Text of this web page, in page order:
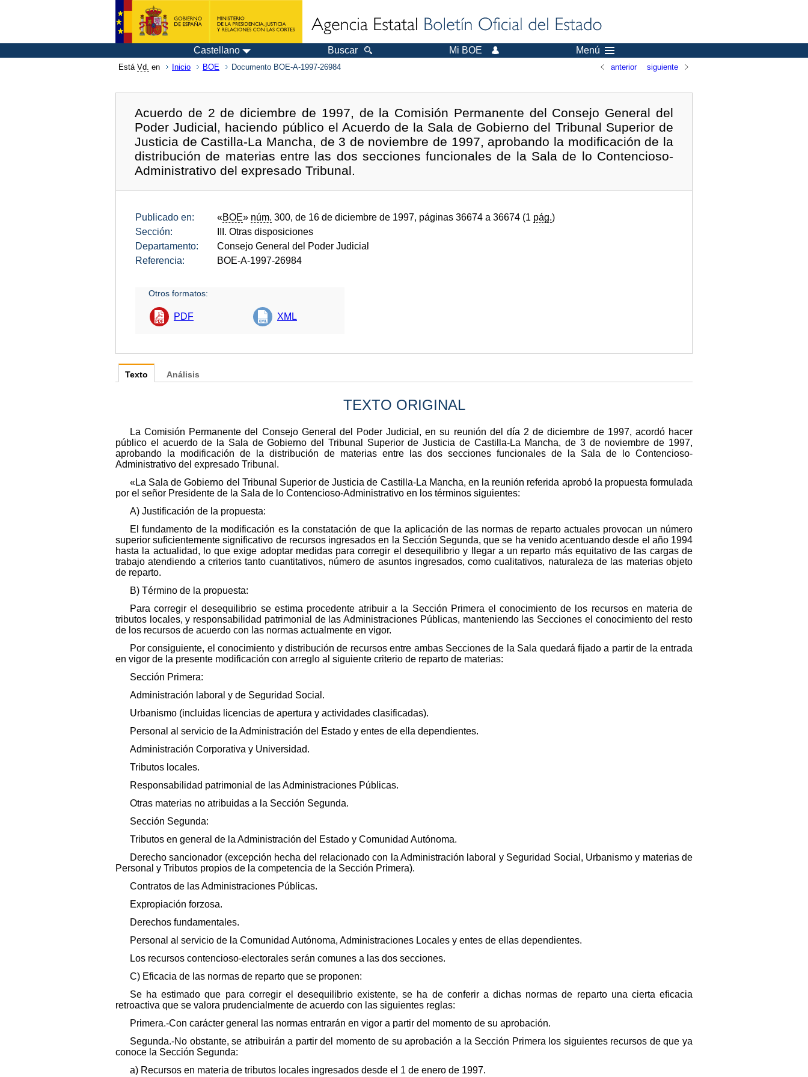
Castellano Buscar Mi BOE Menú
Está Vd. en Inicio BOE Documento BOE-A-1997-26984 anterior siguiente
Acuerdo de 2 de diciembre de 1997, de la Comisión Permanente del Consejo General del
Poder Judicial, haciendo público el Acuerdo de la Sala de Gobierno del Tribunal Superior de
Justicia de Castilla-La Mancha, de 3 de noviembre de 1997, aprobando la modificación de la
distribución de materias entre las dos secciones funcionales de la Sala de lo Contencioso-
Administrativo del expresado Tribunal.
Publicado en: «BOE» núm. 300, de 16 de diciembre de 1997, páginas 36674 a 36674 (1 pág.)
Sección:
III. Otras disposiciones
Departamento:
Consejo General del Poder Judicial
Referencia:
BOE-A-1997-26984
Otros formatos:
PDF XML
Texto
TEXTO ORIGINAL
La Comisión Permanente del Consejo General del Poder Judicial, en su reunión del día 2 de diciembre de 1997, acordó hacer
público el acuerdo de la Sala de Gobierno del Tribunal Superior de Justicia de Castilla-La Mancha, de 3 de noviembre de 1997,
aprobando la modificación de la distribución de materias entre las dos secciones funcionales de la Sala de lo Contencioso-
Administrativo del expresado Tribunal.
«La Sala de Gobierno del Tribunal Superior de Justicia de Castilla-La Mancha, en la reunión referida aprobó la propuesta formulada
por el señor Presidente de la Sala de lo Contencioso-Administrativo en los términos siguientes:
A) Justificación de la propuesta:
El fundamento de la modificación es la constatación de que la aplicación de las normas de reparto actuales provocan un número
superior suficientemente significativo de recursos ingresados en la Sección Segunda, que se ha venido acentuando desde el año 1994
hasta la actualidad, lo que exige adoptar medidas para corregir el desequilibrio y llegar a un reparto más equitativo de las cargas de
trabajo atendiendo a criterios tanto cuantitativos, número de asuntos ingresados, como cualitativos, naturaleza de las materias objeto
de reparto.
B) Término de la propuesta:
Para corregir el desequilibrio se estima procedente atribuir a la Sección Primera el conocimiento de los recursos en materia de
tributos locales, y responsabilidad patrimonial de las Administraciones Públicas, manteniendo las Secciones el conocimiento del resto
de los recursos de acuerdo con las normas actualmente en vigor.
Por consiguiente, el conocimiento y distribución de recursos entre ambas Secciones de la Sala quedará fijado a partir de la entrada
en vigor de la presente modificación con arreglo al siguiente criterio de reparto de materias:
Sección Primera:
Administración laboral y de Seguridad Social.
Urbanismo (incluidas licencias de apertura y actividades clasificadas).
Personal al servicio de la Administración del Estado y entes de ella dependientes.
Administración Corporativa y Universidad.
Tributos locales.
Responsabilidad patrimonial de las Administraciones Públicas.
Otras materias no atribuidas a la Sección Segunda.
Sección Segunda:
Tributos en general de la Administración del Estado y Comunidad Autónoma.
Derecho sancionador (excepción hecha del relacionado con la Administración laboral y Seguridad Social, Urbanismo y materias de
Personal y Tributos propios de la competencia de la Sección Primera).
Contratos de las Administraciones Públicas.
Expropiación forzosa.
Derechos fundamentales.
Personal al servicio de la Comunidad Autónoma, Administraciones Locales y entes de ellas dependientes.
Los recursos contencioso-electorales serán comunes a las dos secciones.
C) Eficacia de las normas de reparto que se proponen:
Se ha estimado que para corregir el desequilibrio existente, se ha de conferir a dichas normas de reparto una cierta eficacia
retroactiva que se valora prudencialmente de acuerdo con las siguientes reglas:
Primera.-Con carácter general las normas entrarán en vigor a partir del momento de su aprobación.
Segunda.-No obstante, se atribuirán a partir del momento de su aprobación a la Sección Primera los siguientes recursos de que ya
conoce la Sección Segunda:
a) Recursos en materia de tributos locales ingresados desde el 1 de enero de 1997.
Análisis